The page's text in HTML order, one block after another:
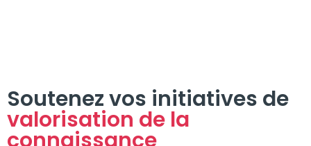
Soutenez vos initiatives de
valorisation de la